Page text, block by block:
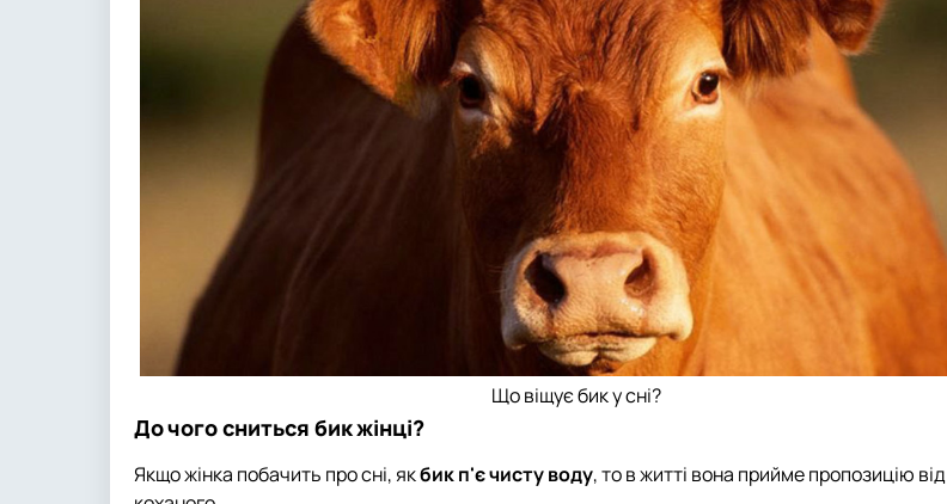
Що віщує бик у сні?
До чого сниться бик жінці?
Якщо жінка побачить про сні, якбик п'є чисту воду, то в житті вона прийме пропозицію від